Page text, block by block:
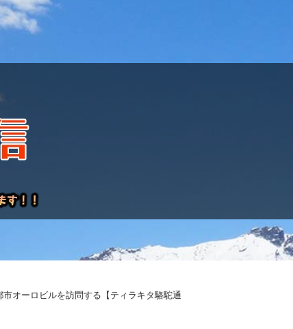
オーロビルを訪問する【ティラキタ駱駝通